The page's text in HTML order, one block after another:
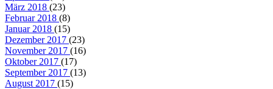
März 2018 (23)
Februar 2018 (8)
Januar 2018 (15)
Dezember 2017 (23)
November 2017 (16)
Oktober 2017 (17)
September 2017 (13)
August 2017 (15)